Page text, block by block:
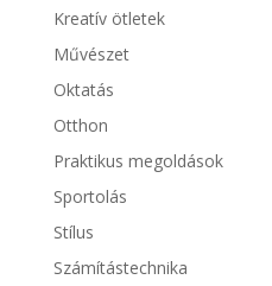
Kreatív ötletek
Művészet
Oktatás
Otthon
Praktikus megoldások
Sportolás
Stílus
Számítástechnika